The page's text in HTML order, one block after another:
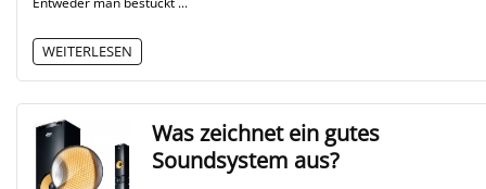
WEITERLESEN
Was zeichnet ein gutes
Soundsystem aus?